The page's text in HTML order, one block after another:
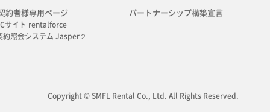
約者様専用ページ
サイト rentalforce
約照会システム Jasper２
パートナーシップ構築宣言
Copyright © SMFL Rental Co., Ltd. All Rights Reserved.